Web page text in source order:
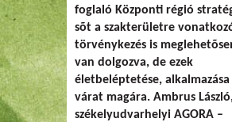
foglaló Központi régió
sõt a szakterületre
törvénykezés is
van dolgozva, de ezek
életbeléptetése, alkalmazása
várat magára. Ambrus László
székelyudvarhelyi AGORA –